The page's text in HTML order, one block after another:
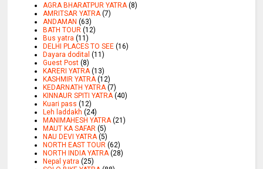
AGRA BHARATPUR YATRA (8)
AMRITSAR YATRA (7)
ANDAMAN (63)
BATH TOUR (12)
Bus yatra (11)
DELHI PLACES TO SEE (16)
Dayara dodital (11)
Guest Post (8)
KARERI YATRA (13)
KASHMIR YATRA (12)
KEDARNATH YATRA (7)
KINNAUR SPITI YATRA (40)
Kuari pass (12)
Leh laddakh (24)
MANIMAHESH YATRA (21)
MAUT KA SAFAR (5)
NAU DEVI YATRA (5)
NORTH EAST TOUR (62)
NORTH INDIA YATRA (28)
Nepal yatra (25)